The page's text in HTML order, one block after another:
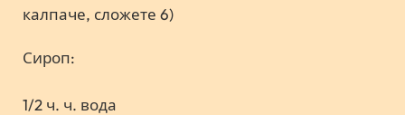
калпаче, сложете 6)
Сироп:
1/2 ч. ч. вода